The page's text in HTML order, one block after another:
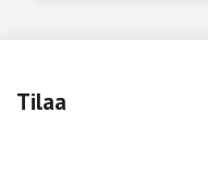
Tilaa